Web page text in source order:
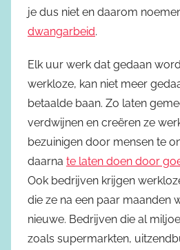
je dus niet en daarom
dwangarbeid.
Elk uur werk dat gedaan
werkloze, kan niet meer
betaalde baan. Zo laten
verdwijnen en creëren ze
bezuinigen door mensen te
daarna te laten doen door
Ook bedrijven krijgen
die ze na een paar maanden
nieuwe. Bedrijven die al
zoals supermarkten,